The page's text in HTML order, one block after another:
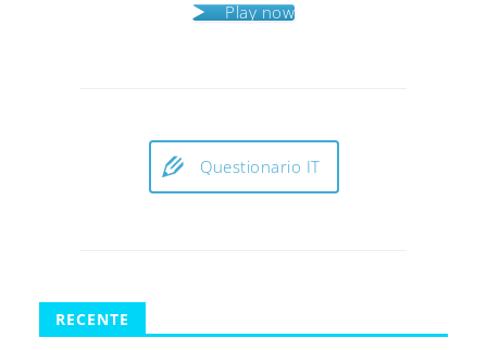
Play now
Questionario IT
RECENTE